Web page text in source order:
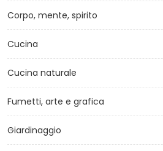
Corpo, mente, spirito
Cucina
Cucina naturale
Fumetti, arte e grafica
Giardinaggio